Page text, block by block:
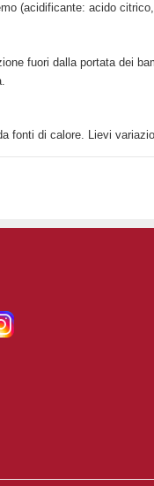
(acidificante: acido
fuori dalla portata dei
fonti di calore. Lievi